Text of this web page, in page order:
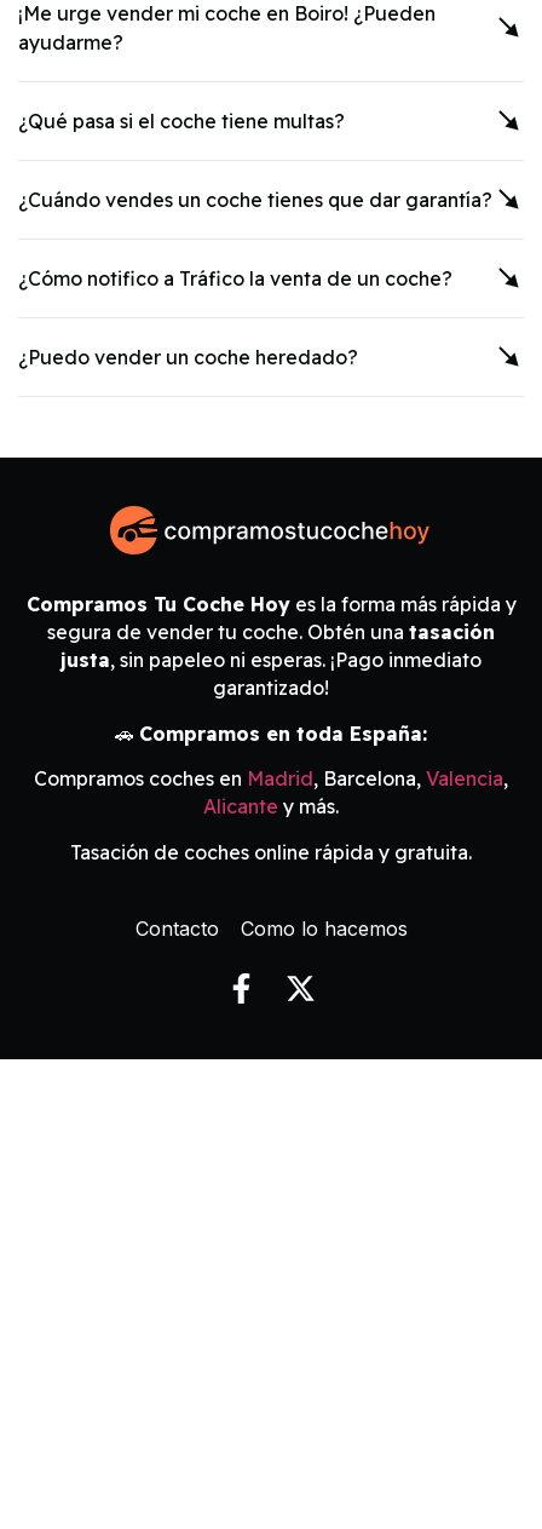
¡Me urge vender mi coche en Boiro! ¿Pueden
ayudarme?
¿Qué pasa si el coche tiene multas?
¿Cuándo vendes un coche tienes que dar garantía?
¿Cómo notifico a Tráfico la venta de un coche?
¿Puedo vender un coche heredado?
Compramos Tu Coche Hoyes la forma más rápida y
segura de vender tu coche. Obtén una tasación
justa, sin papeleo ni esperas. ¡Pago inmediato
garantizado!
🚗 Compramos en toda España:
Compramos coches en Madrid, Barcelona, Valencia,
Alicante y más.
Tasación de coches online rápida y gratuita.
Contacto Como lo hacemos